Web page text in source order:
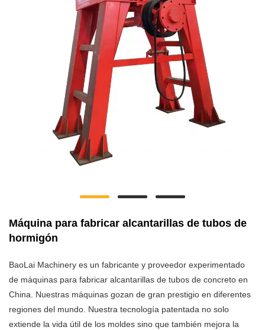
Máquina para fabricar alcantarillas de tubos de
hormigón
BaoLai Machinery es un fabricante y proveedor experimentado
de máquinas para fabricar alcantarillas de tubos de concreto en
China. Nuestras máquinas gozan de gran prestigio en diferentes
regiones del mundo. Nuestra tecnología patentada no solo
extiende la vida útil de los moldes sino que también mejora la